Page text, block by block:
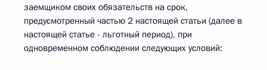
заемщиком своих обязательств на срок,
предусмотренный частью 2 настоящей статьи (далее в
настоящей статье - льготный период), при
одновременном соблюдении следующих условий: